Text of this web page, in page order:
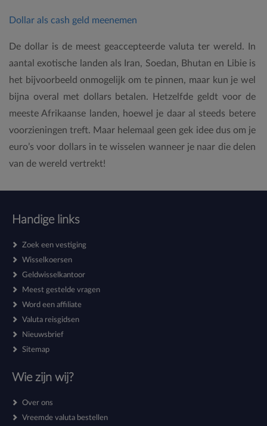
Dollar als cash geld meenemen
De dollar is de meest geaccepteerde valuta ter wereld. In
aantal exotische landen als Iran, Soedan, Bhutan en Libie is
het bijvoorbeeld onmogelijk om te pinnen, maar kun je wel
bijna overal met dollars betalen. Hetzelfde geldt voor de
meeste Afrikaanse landen, hoewel je daar al steeds betere
voorzieningen treft. Maar helemaal geen gek idee dus om je
euro’s voor dollars in te wisselen wanneer je naar die delen
van de wereld vertrekt!
Handige links
Zoek een vestiging
Wisselkoersen
Geldwisselkantoor
Meest gestelde vragen
Word een affiliate
Valuta reisgidsen
Nieuwsbrief
Sitemap
Wie zijn wij?
Over ons
Vreemde valuta bestellen